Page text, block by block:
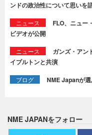
ンドの政治性について思いを
ニュース
FLO、ニュー
ビデオが公開
ニュース
ガンズ・アン
イプルトンと共演
ブログ NME Japanが
NME JAPANをフォロー